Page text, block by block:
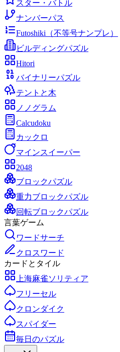
スター・バトル
ナンバーパス
Futoshiki（不等号ナンプレ）
ビルディングパズル
Hitori
バイナリーパズル
テントと木
ノノグラム
Calcudoku
カックロ
マインスイーパー
2048
ブロックパズル
重力ブロックパズル
回転ブロックパズル
言葉ゲーム
ワードサーチ
クロスワード
カードとタイル
上海麻雀ソリティア
フリーセル
クロンダイク
スパイダー
毎日のパズル